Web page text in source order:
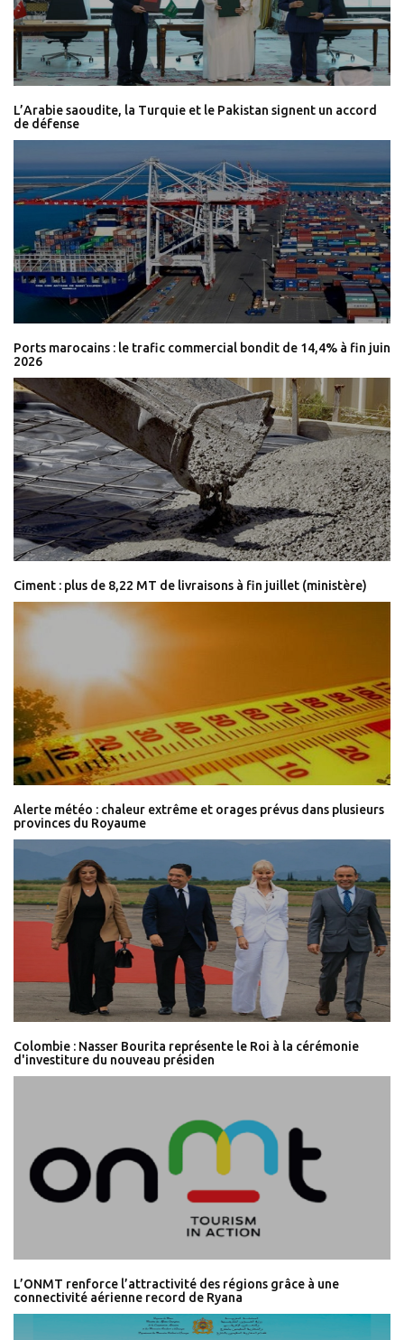
L’Arabie saoudite, la Turquie et le Pakistan signent un accord
de défense
Ports marocains : le trafic commercial bondit de 14,4% à fin juin
2026
Ciment : plus de 8,22 MT de livraisons à fin juillet (ministère)
Alerte météo : chaleur extrême et orages prévus dans plusieurs
provinces du Royaume
Colombie : Nasser Bourita représente le Roi à la cérémonie
d'investiture du nouveau présiden
L’ONMT renforce l’attractivité des régions grâce à une
connectivité aérienne record de Ryana